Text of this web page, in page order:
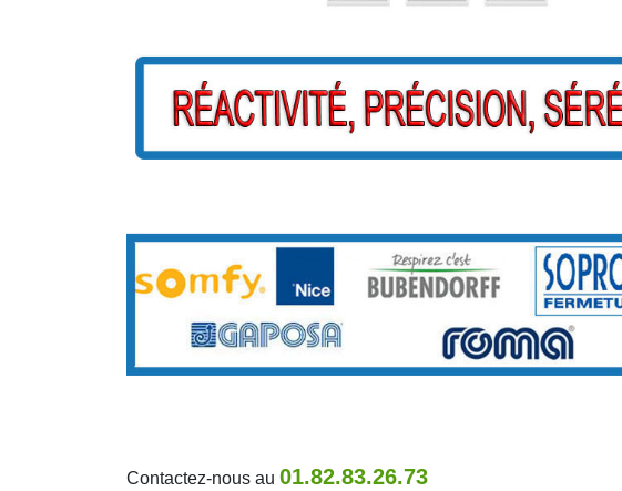
Contactez-nous au 01.82.83.26.73